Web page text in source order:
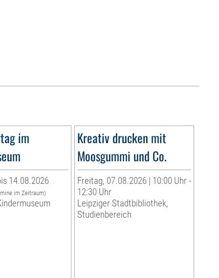
im
14.08.2026
im Zeitraum)
Kreativ drucken mit
Moosgummi und Co.
Freitag, 07.08.2026 | 10:00 Uhr -
12:30 Uhr
Leipziger Stadtbibliothek,
Studienbereich